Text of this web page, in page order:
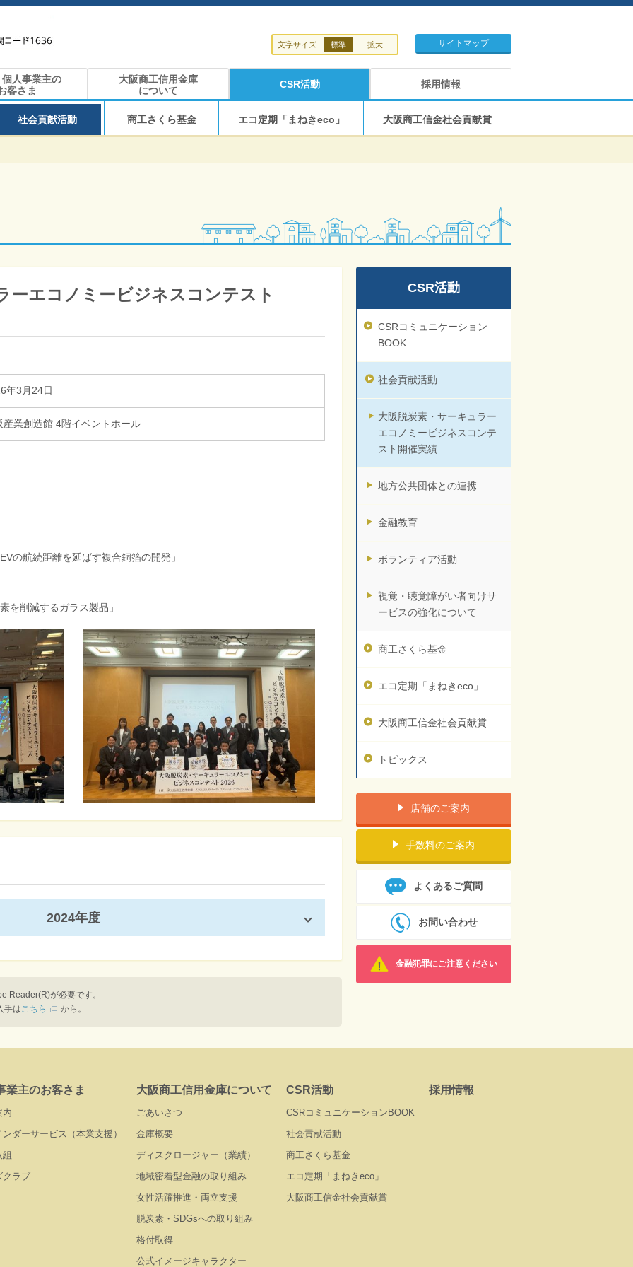
サイトマップ
文字サイズ 標準 拡大
人事業主の
客さま
大阪商工信用金庫
について
CSR活動 採用情報
社会貢献活動 商工さくら基金 エコ定期「まねきeco」 大阪商工信金社会貢献賞
ーエコノミービジネスコンテスト
年3月24日
産業創造館 4階イベントホール
の航続距離を延ばす複合銅箔の開発」
を削減するガラス製品」
2024年度
」
Reader(R)が必要です。
手はこちら から。
CSR活動
CSRコミュニケーション
BOOK
社会貢献活動
大阪脱炭素・サーキュラー
エコノミービジネスコンテ
スト開催実績
地方公共団体との連携
金融教育
ボランティア活動
視覚・聴覚障がい者向けサ
ービスの強化について
商工さくら基金
エコ定期「まねきeco」
大阪商工信金社会貢献賞
トピックス
店舗のご案内
手数料のご案内
よくあるご質問
お問い合わせ
金融犯罪にご注意ください
業主のお客さま
内
ダーサービス（本業支援）
クラブ
大阪商工信用金庫について
ごあいさつ
金庫概要
ディスクロージャー（業績）
地域密着型金融の取り組み
女性活躍推進・両立支援
脱炭素・SDGsへの取り組み
格付取得
公式イメージキャラクター
CSR活動
CSRコミュニケーションBOOK
社会貢献活動
商工さくら基金
エコ定期「まねきeco」
大阪商工信金社会貢献賞
採用情報